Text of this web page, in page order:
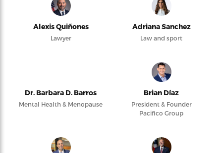
Alexis Quiñones
Lawyer
Adriana Sanchez
Law and sport
Dr. Barbara D. Barros
Mental Health & Menopause
Brian Díaz
President & Founder
Pacifico Group